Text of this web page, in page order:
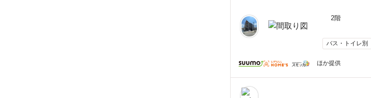
2階
バス・トイレ別
ほか提供